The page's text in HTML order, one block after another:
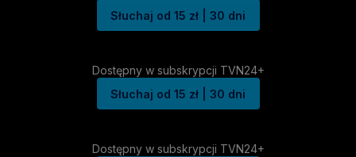
Słuchaj od 15 zł | 30 dni
Dostępny w subskrypcji TVN24+
Słuchaj od 15 zł | 30 dni
Dostępny w subskrypcji TVN24+